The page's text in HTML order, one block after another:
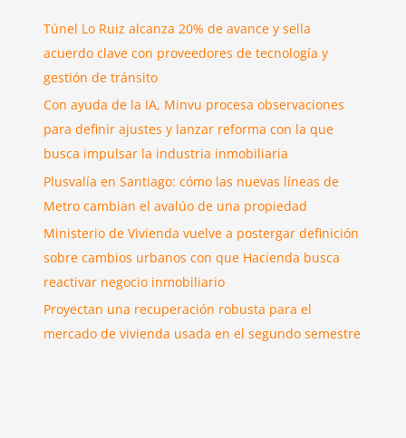
Túnel Lo Ruiz alcanza 20% de avance y sella
acuerdo clave con proveedores de tecnología y
gestión de tránsito
Con ayuda de la IA, Minvu procesa observaciones
para definir ajustes y lanzar reforma con la que
busca impulsar la industria inmobiliaria
Plusvalía en Santiago: cómo las nuevas líneas de
Metro cambian el avalúo de una propiedad
Ministerio de Vivienda vuelve a postergar definición
sobre cambios urbanos con que Hacienda busca
reactivar negocio inmobiliario
Proyectan una recuperación robusta para el
mercado de vivienda usada en el segundo semestre